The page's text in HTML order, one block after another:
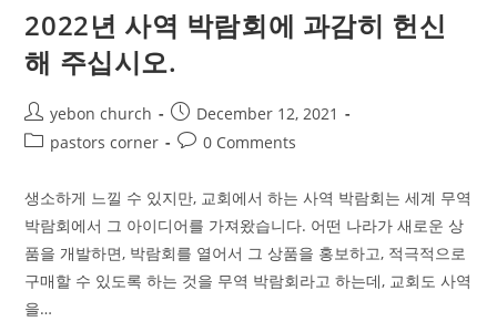
니
다.
2022년 사역 박람회에 과감히 헌신
해 주십시오.
Post
author:
yebon church
Post
published:
December 12, 2021
Postpastors corner
Post0 Comments
생소하게 느낄 수 있지만, 교회에서 하는 사역 박람회는 세계 무역
박람회에서 그 아이디어를 가져왔습니다. 어떤 나라가 새로운 상
품을 개발하면, 박람회를 열어서 그 상품을 홍보하고, 적극적으로
구매할 수 있도록 하는 것을 무역 박람회라고 하는데, 교회도 사역
을…